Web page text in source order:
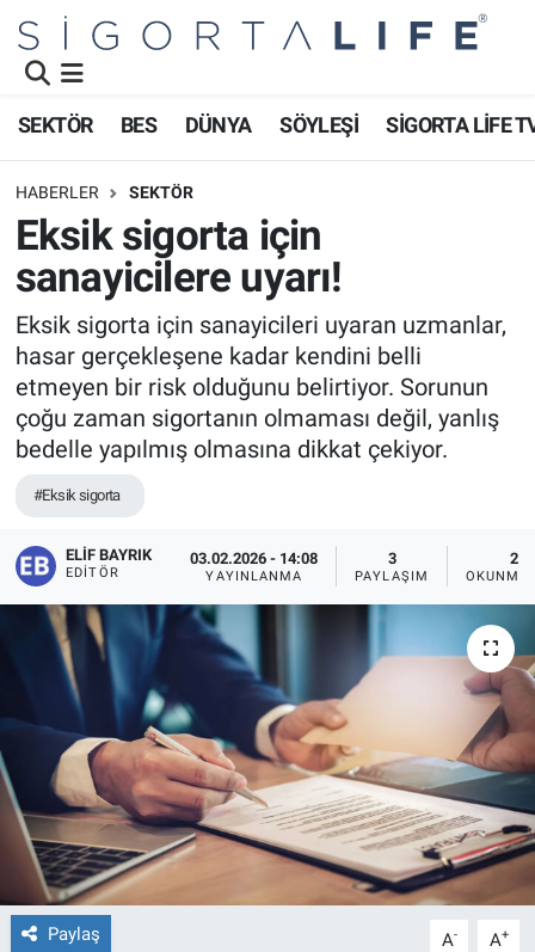
SEKTÖR BES DÜNYA SÖYLEŞİ SİGORTA LİFE
HABERLER SEKTÖR
Eksik sigorta için
sanayicilere uyarı!
Eksik sigorta için sanayicileri uyaran uzmanlar,
hasar gerçekleşene kadar kendini belli
etmeyen bir risk olduğunu belirtiyor. Sorunun
çoğu zaman sigortanın olmaması değil, yanlış
bedelle yapılmış olmasına dikkat çekiyor.
#Eksik sigorta
ELIF BAYRIK
EDITÖR
03.02.2026 - 14:08
YAYINLANMA
3
PAYLAŞIM
2
OKUNMA
Paylaş A- A+
Namaz Vakitleri
Trafik Durumu
Süper Lig Puan Durumu ve Fikstür
Tüm Manşetler
Son Dakika Haberleri